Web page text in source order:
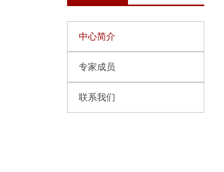
中心简介
专家成员
联系我们